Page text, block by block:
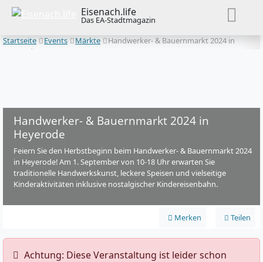
Eisenach.life
Das EA-Stadtmagazin
Startseite
Events Märkte
Handwerker- & Bauernmarkt 2024 in
Heyerode
Handwerker- & Bauernmarkt 2024 in
Heyerode
Feiern Sie den Herbstbeginn beim Handwerker- & Bauernmarkt 2024
in Heyerode! Am 1. September von 10-18 Uhr erwarten Sie
traditionelle Handwerkskunst, leckere Speisen und vielseitige
Kinderaktivitäten inklusive nostalgischer Kindereisenbahn.
Merken Teilen
️ Achtung: Diese Veranstaltung ist leider schon